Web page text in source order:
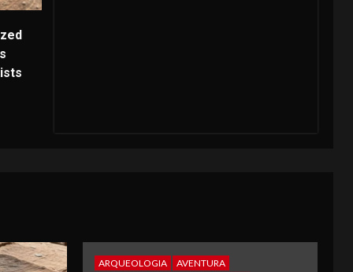
ARQUEOLOGIA
AVENTURA